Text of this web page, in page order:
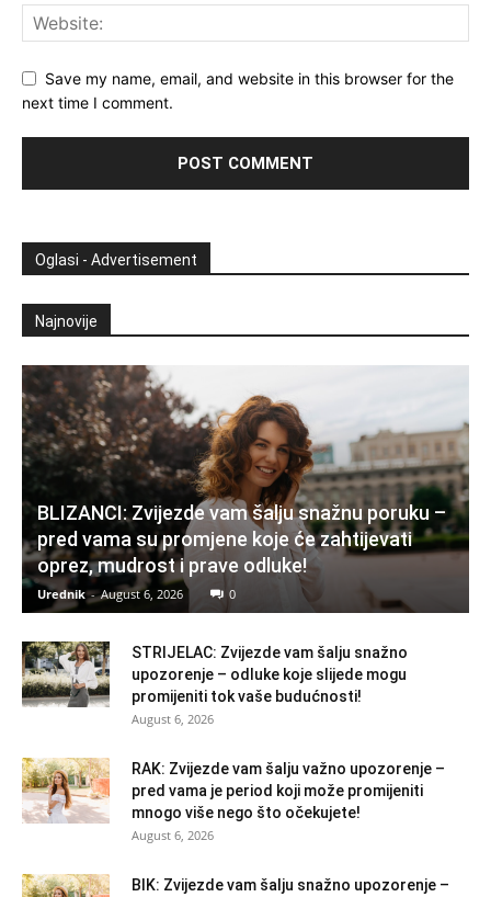
Save my name, email, and website in this browser for the
next time I comment.
Oglasi - Advertisement
Najnovije
BLIZANCI: Zvijezde vam šalju snažnu poruku –
pred vama su promjene koje će zahtijevati
oprez, mudrost i prave odluke!
Urednik - August 6, 2026 0
STRIJELAC: Zvijezde vam šalju snažno
upozorenje – odluke koje slijede mogu
promijeniti tok vaše budućnosti!
August 6, 2026
RAK: Zvijezde vam šalju važno upozorenje –
pred vama je period koji može promijeniti
mnogo više nego što očekujete!
August 6, 2026
BIK: Zvijezde vam šalju snažno upozorenje –